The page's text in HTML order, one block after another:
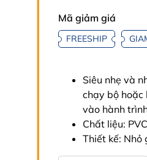
Mã giảm giá
FREESHIP
Siêu nhẹ và
chạy bộ
vào hành
Chất liệu:
Thiết kế: Nhỏ